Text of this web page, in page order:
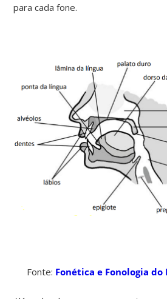
para cada fone.
Fonte: Fonética e Fonologia do